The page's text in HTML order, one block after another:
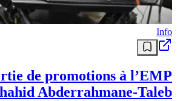
Info
de promotions à l’EMP
Abderrahmane-Taleb»